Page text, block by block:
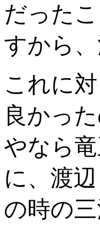
だった
すから
これに
良かっ
やなら
に、渡
の時の